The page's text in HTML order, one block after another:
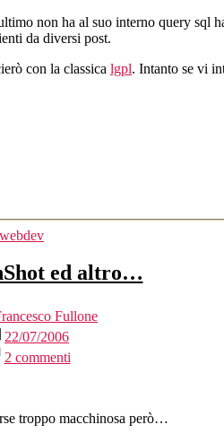
non ha al suo interno query sql
da diversi post.
con la classica lgpl. Intanto se vi
Categorie
webdev
ed altro…
Fullone
22/07/2006
2 commentisu
JSON,
altro…
troppo macchinosa però…